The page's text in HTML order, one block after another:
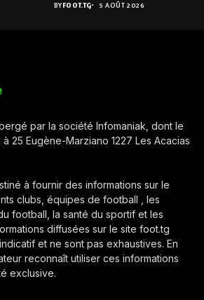
BYFOOT.TG 5 AOÛT 2026
par la société Infomaniak, dont le
25 Eugène-Marziano 1227 Les Acacias
à fournir des informations sur le
clubs, équipes de football , les
football, la santé du sportif et les
diffusées sur le site foot.tg
et ne sont pas exhaustives. En
reconnaît utiliser ces informations
exclusive.